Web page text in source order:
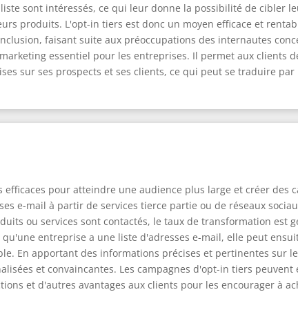
sont intéressés, ce qui leur donne la possibilité de cibler
produits. L'opt-in tiers est donc un moyen efficace et
faisant suite aux préoccupations des internautes
essentiel pour les entreprises. Il permet aux clients
sur ses prospects et ses clients, ce qui peut se traduire
pour atteindre une audience plus large et créer des
e-mail à partir de services tierce partie ou de réseaux
ou services sont contactés, le taux de transformation est
entreprise a une liste d'adresses e-mail, elle peut
En apportant des informations précises et pertinentes sur
et convaincantes. Les campagnes d'opt-in tiers peuvent
et d'autres avantages aux clients pour les encourager à